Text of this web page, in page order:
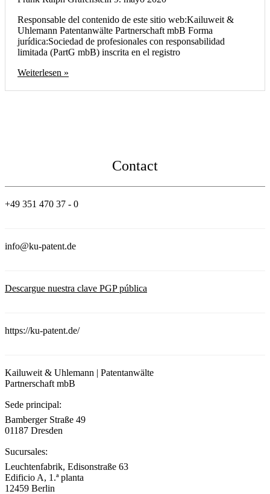
Responsable del contenido de este sitio web:Kailuweit &
Uhlemann Patentanwälte Partnerschaft mbB Forma
jurídica:Sociedad de profesionales con responsabilidad
limitada (PartG mbB) inscrita en el registro
Weiterlesen »
Contact
+49 351 470 37 - 0
info@ku-patent.de
Descargue nuestra clave PGP pública
https://ku-patent.de/
Kailuweit & Uhlemann | Patentanwälte
Partnerschaft mbB
Sede principal:
Bamberger Straße 49
01187 Dresden
Sucursales:
Leuchtenfabrik, Edisonstraße 63
Edificio A, 1.ª planta
12459 Berlin